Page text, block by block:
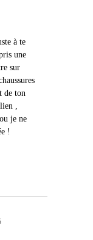
à te
une
sur
de ton
,
je ne
!